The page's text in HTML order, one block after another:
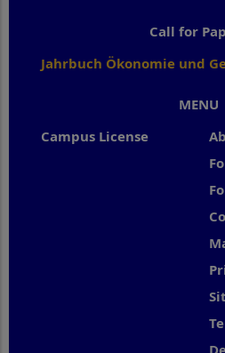
MENU
Campus License
Call for
Jahrbuch Ökonomie und